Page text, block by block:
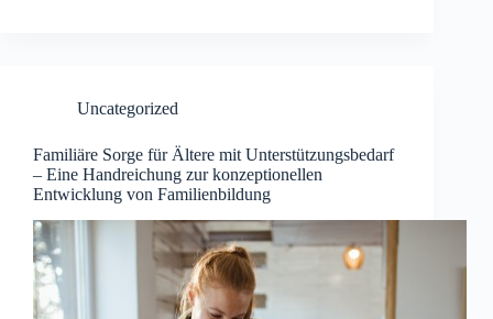
Uncategorized
Familiäre Sorge für Ältere mit Unterstützungsbedarf
– Eine Handreichung zur konzeptionellen
Entwicklung von Familienbildung